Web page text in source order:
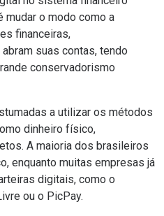
mudar o modo como a
financeiras,
abram suas contas, tendo
conservadorismo
a utilizar os métodos
dinheiro físico,
A maioria dos brasileiros
enquanto muitas empresas já
digitais, como o
ou o PicPay.